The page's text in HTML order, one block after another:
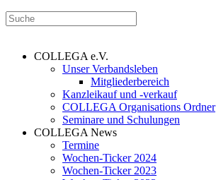
COLLEGA e.V.
Unser Verbandsleben
Mitgliederbereich
Kanzleikauf und -verkauf
COLLEGA Organisations Ordner
Seminare und Schulungen
COLLEGA News
Termine
Wochen-Ticker 2024
Wochen-Ticker 2023